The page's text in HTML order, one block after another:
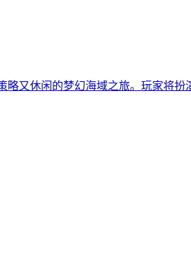
又休闲的梦幻海域之旅。玩家将扮